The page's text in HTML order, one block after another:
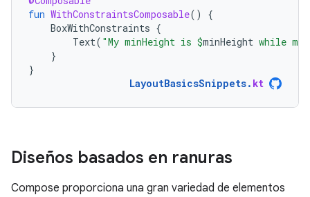
fun WithConstraintsComposable()
{
BoxWithConstraints {
Text( "My minHeight is $minHeight while my
}
}
LayoutBasicsSnippets. kt
Diseños basados en ranuras
Compose proporciona una gran variedad de elementos